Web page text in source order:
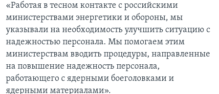
«Работая в тесном контакте с российскими
министерствами энергетики и обороны, мы
указывали на необходимость улучшить ситуацию с
надежностью персонала. Мы помогаем этим
министерствам вводить процедуры, направленные
на повышение надежность персонала,
работающего с ядерными боеголовками и
ядерными материалами».